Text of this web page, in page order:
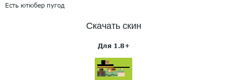
Есть ютюбер пугод
Скачать скин
Для 1.8+